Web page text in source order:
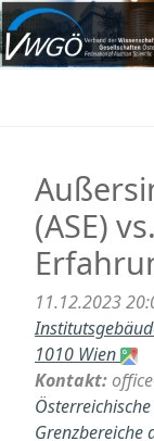
Zum
Inhalt
springenVWGÖ
Federation of
(ASE)
11.12.2023
1010 Wien
Kontakt:
Grenzbereiche